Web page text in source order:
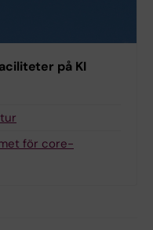
på KI
för core-